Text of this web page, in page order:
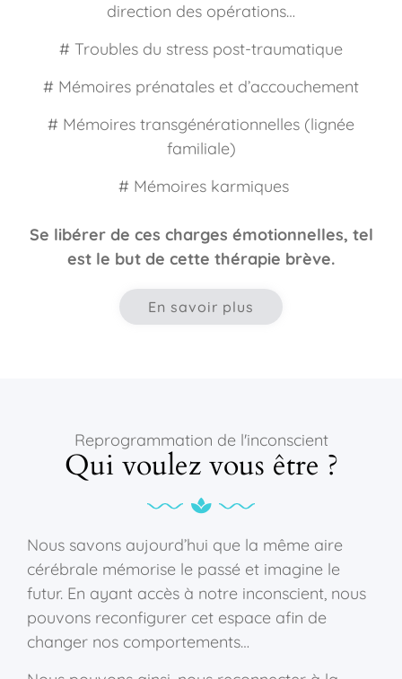
direction des opérations…
# Troubles du stress post-traumatique
# Mémoires prénatales et d’accouchement
# Mémoires transgénérationnelles (lignée
familiale)
# Mémoires karmiques
Se libérer de ces charges émotionnelles, tel
est le but de cette thérapie brève.
En savoir plus
Reprogrammation de l'inconscient
Qui voulez vous être ?
Nous savons aujourd’hui que la même aire
cérébrale mémorise le passé et imagine le
futur. En ayant accès à notre inconscient, nous
pouvons reconfigurer cet espace afin de
changer nos comportements…